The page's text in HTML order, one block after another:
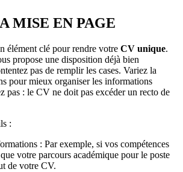
MISE EN PAGE
élément clé pour rendre votre CV unique.
propose une disposition déjà bien
pas de remplir les cases. Variez la
pour mieux organiser les informations
pas : le CV ne doit pas excéder un recto de
:
: Par exemple, si vos compétences
votre parcours académique pour le poste
de votre CV.